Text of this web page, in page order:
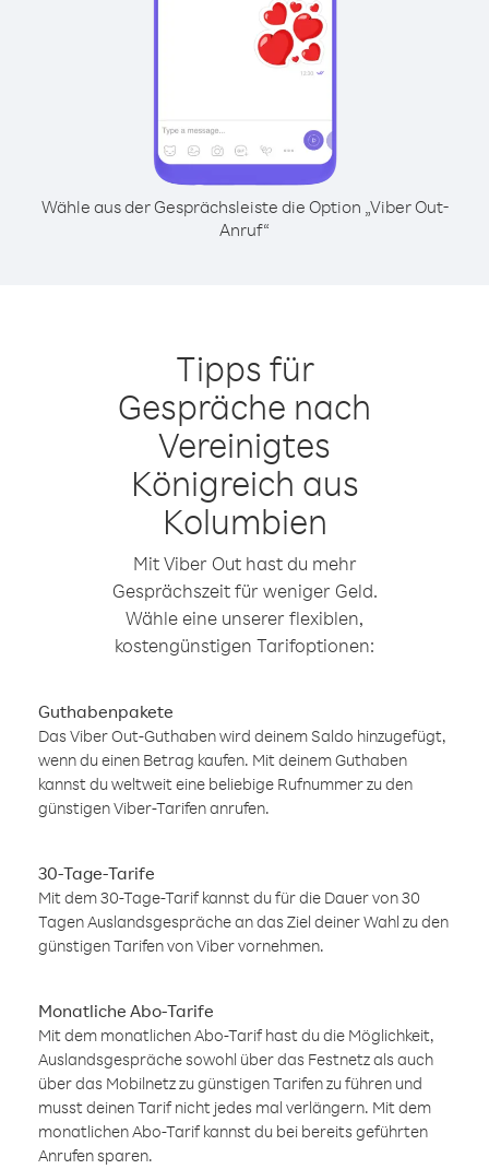
Wähle aus der Gesprächsleiste die Option „Viber Out-
Anruf“
Tipps für
Gespräche nach
Vereinigtes
Königreich aus
Kolumbien
Mit Viber Out hast du mehr
Gesprächszeit für weniger Geld.
Wähle eine unserer flexiblen,
kostengünstigen Tarifoptionen:
Guthabenpakete
Das Viber Out-Guthaben wird deinem Saldo hinzugefügt,
wenn du einen Betrag kaufen. Mit deinem Guthaben
kannst du weltweit eine beliebige Rufnummer zu den
günstigen Viber-Tarifen anrufen.
30-Tage-Tarife
Mit dem 30-Tage-Tarif kannst du für die Dauer von 30
Tagen Auslandsgespräche an das Ziel deiner Wahl zu den
günstigen Tarifen von Viber vornehmen.
Monatliche Abo-Tarife
Mit dem monatlichen Abo-Tarif hast du die Möglichkeit,
Auslandsgespräche sowohl über das Festnetz als auch
über das Mobilnetz zu günstigen Tarifen zu führen und
musst deinen Tarif nicht jedes mal verlängern. Mit dem
monatlichen Abo-Tarif kannst du bei bereits geführten
Anrufen sparen.